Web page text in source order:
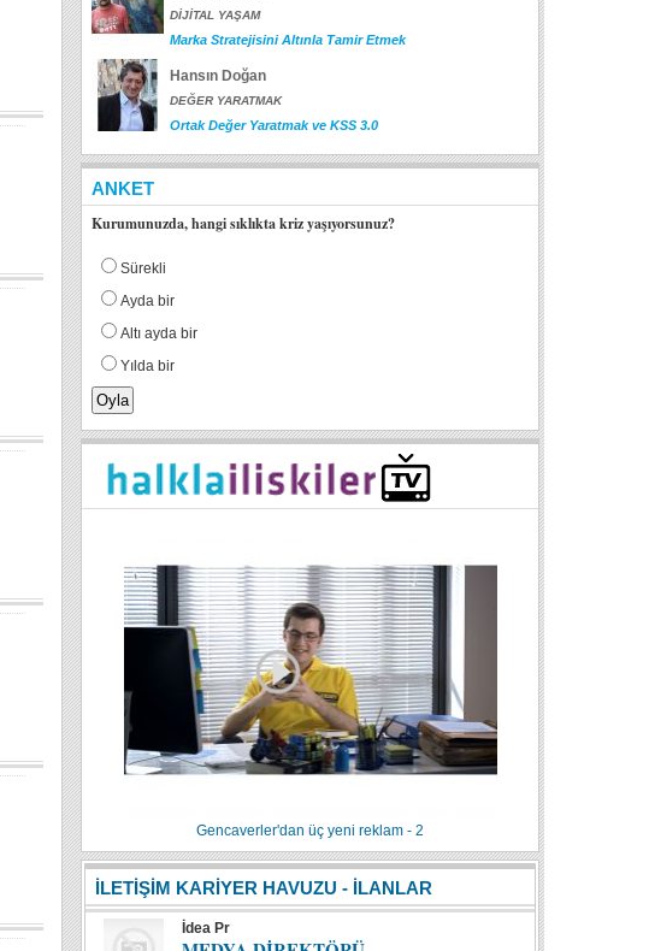
DİJİTAL YAŞAM
Marka Stratejisini Altınla Tamir Etmek
Hansın Doğan
DEĞER YARATMAK
Ortak Değer Yaratmak ve KSS 3.0
ANKET
Kurumunuzda, hangi sıklıkta kriz yaşıyorsunuz?
Sürekli
Ayda bir
Altı ayda bir
Yılda bir
Gencaverler'dan üç yeni reklam - 2
İLETİŞİM KARİYER HAVUZU - İLANLAR
İdea Pr